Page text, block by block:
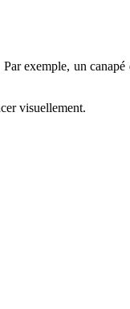
exemple, un
visuellement.